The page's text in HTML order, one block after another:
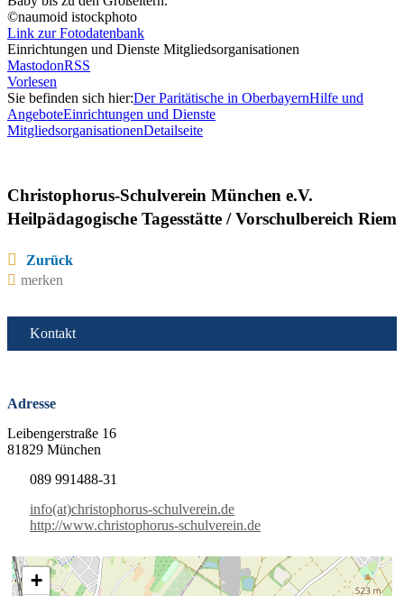
©naumoid istockphoto
Link zur Fotodatenbank
Einrichtungen und Dienste Mitgliedsorganisationen
MastodonRSS
Vorlesen
Sie befinden sich hier:Der Paritätische in OberbayernHilfe und
AngeboteEinrichtungen und Dienste
MitgliedsorganisationenDetailseite
Christophorus-Schulverein München e.V.
Heilpädagogische Tagesstätte / Vorschulbereich Riem
Zurück
merken
Kontakt
Adresse
Leibengerstraße 16
81829 München
089 991488-31
info(at)christophorus-schulverein.de
http://www.christophorus-schulverein.de
+